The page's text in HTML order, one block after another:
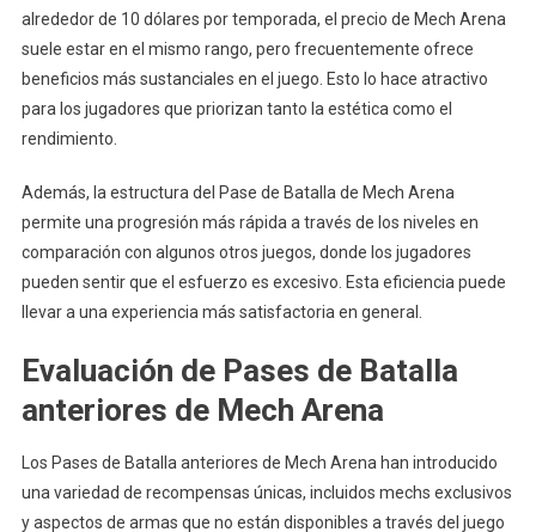
alrededor de 10 dólares por temporada, el precio de Mech Arena
suele estar en el mismo rango, pero frecuentemente ofrece
beneficios más sustanciales en el juego. Esto lo hace atractivo
para los jugadores que priorizan tanto la estética como el
rendimiento.
Además, la estructura del Pase de Batalla de Mech Arena
permite una progresión más rápida a través de los niveles en
comparación con algunos otros juegos, donde los jugadores
pueden sentir que el esfuerzo es excesivo. Esta eficiencia puede
llevar a una experiencia más satisfactoria en general.
Evaluación de Pases de Batalla
anteriores de Mech Arena
Los Pases de Batalla anteriores de Mech Arena han introducido
una variedad de recompensas únicas, incluidos mechs exclusivos
y aspectos de armas que no están disponibles a través del juego